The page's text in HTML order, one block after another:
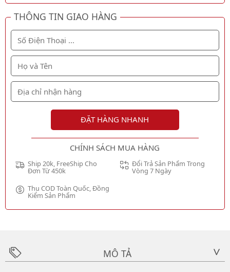
THÔNG TIN GIAO HÀNG
ĐẶT HÀNG NHANH
CHÍNH SÁCH MUA HÀNG
Ship 20k, FreeShip Cho
Đơn Từ 450k
Đổi Trả Sản Phẩm Trong
Vòng 7 Ngày
Thu COD Toàn Quốc, Đồng
Kiểm Sản Phẩm
MÔ TẢ >